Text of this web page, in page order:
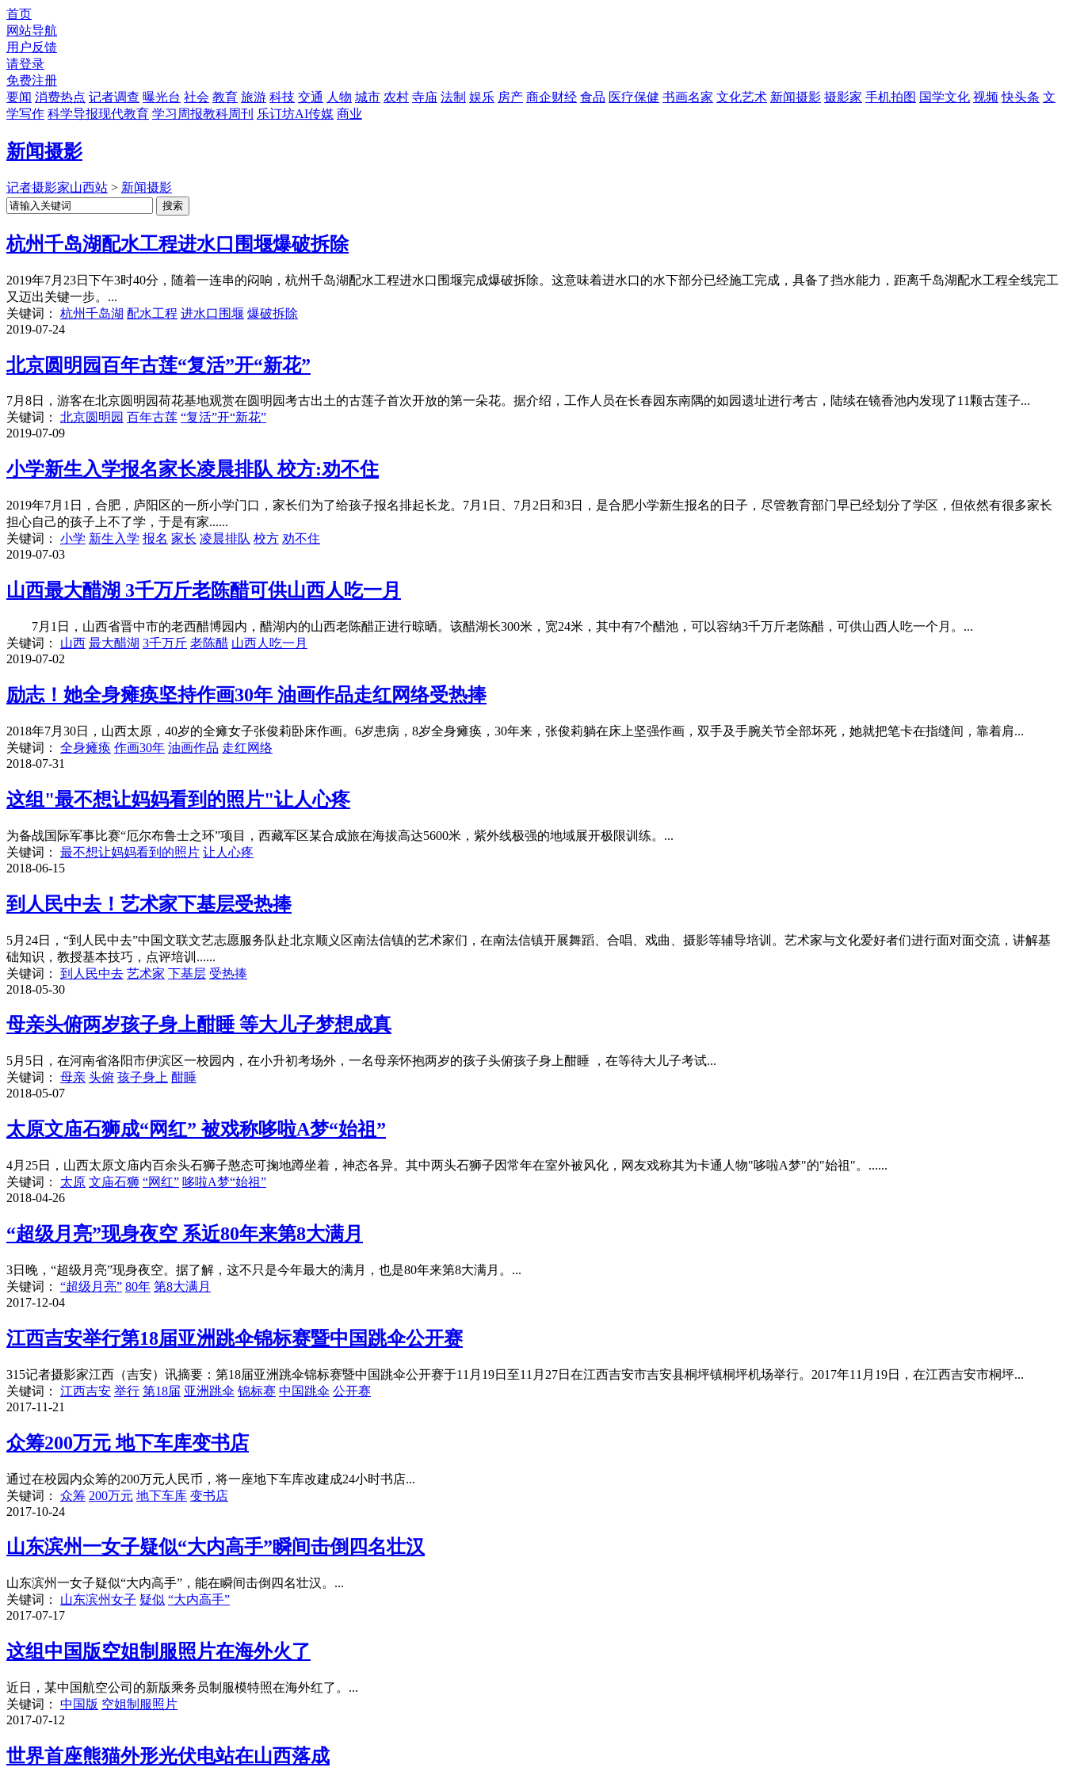
首页
网站导航
用户反馈
请登录
免费注册
要闻 消费热点 记者调查 曝光台 社会 教育 旅游 科技 交通 人物 城市 农村 寺庙 法制 娱乐 房产 商企财经 食品 医疗保健 书画名家 文化艺术 新闻摄影 摄影家 手机拍图 国学文化 视频 快头条 文
学写作 科学导报现代教育 学习周报教科周刊 乐订坊AI传媒 商业
新闻摄影
记者摄影家山西站 > 新闻摄影
杭州千岛湖配水工程进水口围堰爆破拆除
2019年7月23日下午3时40分，随着一连串的闷响，杭州千岛湖配水工程进水口围堰完成爆破拆除。这意味着进水口的水下部分已经施工完成，具备了挡水能力，距离千岛湖配水工程全线完工
又迈出关键一步。...
关键词： 杭州千岛湖 配水工程 进水口围堰 爆破拆除
2019-07-24
北京圆明园百年古莲“复活”开“新花”
7月8日，游客在北京圆明园荷花基地观赏在圆明园考古出土的古莲子首次开放的第一朵花。据介绍，工作人员在长春园东南隅的如园遗址进行考古，陆续在镜香池内发现了11颗古莲子...
关键词： 北京圆明园 百年古莲 “复活”开“新花”
2019-07-09
小学新生入学报名家长凌晨排队 校方:劝不住
2019年7月1日，合肥，庐阳区的一所小学门口，家长们为了给孩子报名排起长龙。7月1日、7月2日和3日，是合肥小学新生报名的日子，尽管教育部门早已经划分了学区，但依然有很多家长
担心自己的孩子上不了学，于是有家......
关键词： 小学 新生入学 报名 家长 凌晨排队 校方 劝不住
2019-07-03
山西最大醋湖 3千万斤老陈醋可供山西人吃一月
7月1日，山西省晋中市的老西醋博园内，醋湖内的山西老陈醋正进行晾晒。该醋湖长300米，宽24米，其中有7个醋池，可以容纳3千万斤老陈醋，可供山西人吃一个月。...
关键词： 山西 最大醋湖 3千万斤 老陈醋 山西人吃一月
2019-07-02
励志！她全身瘫痪坚持作画30年 油画作品走红网络受热捧
2018年7月30日，山西太原，40岁的全瘫女子张俊莉卧床作画。6岁患病，8岁全身瘫痪，30年来，张俊莉躺在床上坚强作画，双手及手腕关节全部坏死，她就把笔卡在指缝间，靠着肩...
关键词： 全身瘫痪 作画30年 油画作品 走红网络
2018-07-31
这组"最不想让妈妈看到的照片"让人心疼
为备战国际军事比赛“厄尔布鲁士之环”项目，西藏军区某合成旅在海拔高达5600米，紫外线极强的地域展开极限训练。...
关键词： 最不想让妈妈看到的照片 让人心疼
2018-06-15
到人民中去！艺术家下基层受热捧
5月24日，“到人民中去”中国文联文艺志愿服务队赴北京顺义区南法信镇的艺术家们，在南法信镇开展舞蹈、合唱、戏曲、摄影等辅导培训。艺术家与文化爱好者们进行面对面交流，讲解基
础知识，教授基本技巧，点评培训......
关键词： 到人民中去 艺术家 下基层 受热捧
2018-05-30
母亲头俯两岁孩子身上酣睡 等大儿子梦想成真
5月5日，在河南省洛阳市伊滨区一校园内，在小升初考场外，一名母亲怀抱两岁的孩子头俯孩子身上酣睡 ，在等待大儿子考试...
关键词： 母亲 头俯 孩子身上 酣睡
2018-05-07
太原文庙石狮成“网红” 被戏称哆啦A梦“始祖”
4月25日，山西太原文庙内百余头石狮子憨态可掬地蹲坐着，神态各异。其中两头石狮子因常年在室外被风化，网友戏称其为卡通人物"哆啦A梦"的"始祖"。......
关键词： 太原 文庙石狮 “网红” 哆啦A梦“始祖”
2018-04-26
“超级月亮”现身夜空 系近80年来第8大满月
3日晚，“超级月亮”现身夜空。据了解，这不只是今年最大的满月，也是80年来第8大满月。...
关键词： “超级月亮” 80年 第8大满月
2017-12-04
江西吉安举行第18届亚洲跳伞锦标赛暨中国跳伞公开赛
315记者摄影家江西（吉安）讯摘要：第18届亚洲跳伞锦标赛暨中国跳伞公开赛于11月19日至11月27日在江西吉安市吉安县桐坪镇桐坪机场举行。2017年11月19日，在江西吉安市桐坪...
关键词： 江西吉安 举行 第18届 亚洲跳伞 锦标赛 中国跳伞 公开赛
2017-11-21
众筹200万元 地下车库变书店
通过在校园内众筹的200万元人民币，将一座地下车库改建成24小时书店...
关键词： 众筹 200万元 地下车库 变书店
2017-10-24
山东滨州一女子疑似“大内高手”瞬间击倒四名壮汉
山东滨州一女子疑似“大内高手”，能在瞬间击倒四名壮汉。...
关键词： 山东滨州女子 疑似 “大内高手”
2017-07-17
这组中国版空姐制服照片在海外火了
近日，某中国航空公司的新版乘务员制服模特照在海外红了。...
关键词： 中国版 空姐制服照片
2017-07-12
世界首座熊猫外形光伏电站在山西落成